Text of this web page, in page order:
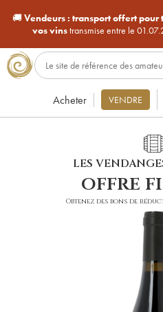
🚚Vendeurs : transport offert pour
vos vinstransmise entre le
Acheter VENDRE
LES
offre
Obtenez des bons de